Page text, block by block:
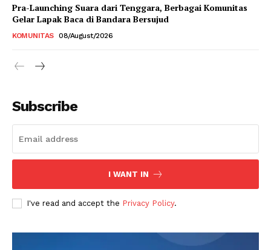
Pra-Launching Suara dari Tenggara, Berbagai Komunitas
Gelar Lapak Baca di Bandara Bersujud
KOMUNITAS 08/August/2026
Subscribe
I WANT IN
I've read and accept the Privacy Policy.